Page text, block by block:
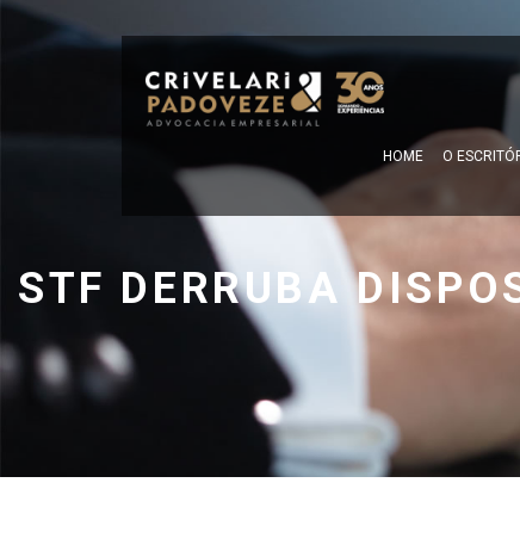
HOME O
STF DERRUBA